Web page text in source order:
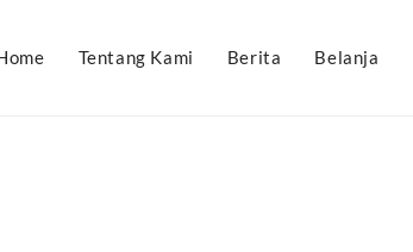
Tentang Kami Berita Belanja